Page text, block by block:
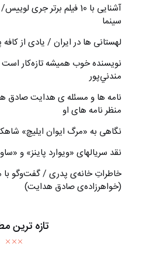
آشنایی با 10 فیلم برتر
سینما
لهستانی ها در ایران / یادی از کافه
نويسنده خوب هميشه تازه‌كار
مندني‌پور
نامه ها و مسئله ی هدایت
منظر نامه های او
نگاهی به «مرگ ايوان ايليچ»
نقد سریالهای «ویوارد پاینز» و
خاطراتِ خانه‌ی پدری / گفت‌وگو با
(خواهرزاده‌ی صادق هدايت)
تازه ترین